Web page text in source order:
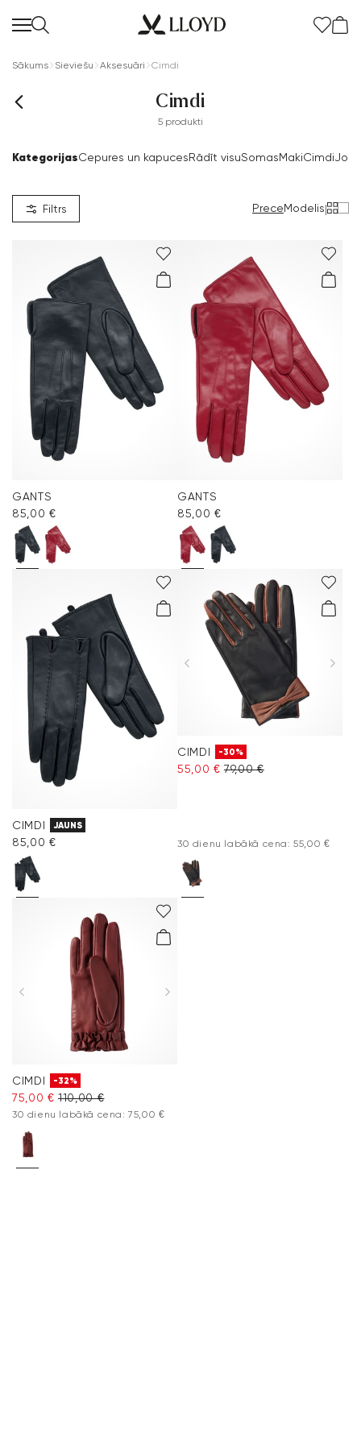
Sākums Sieviešu Aksesuāri Cimdi
Cimdi
5 produkti
KategorijasCepures un kapucesRādīt visuSomasMakiCimdi
Filtrs PreceModelis|
GANTS
85,00 €
GANTS
85,00 €
CIMDI JAUNS
85,00 €
CIMDI -30%
55,00 € 79,00 €
30 dienu labākā cena: 55,00 €
CIMDI -32%
75,00 € 110,00 €
30 dienu labākā cena: 75,00 €